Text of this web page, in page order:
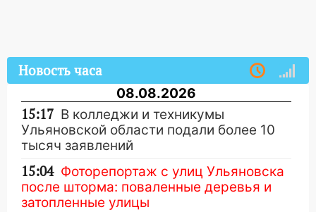
Новость часа
08.08.2026
15:17 В колледжи и техникумы
Ульяновской области подали более 10
тысяч заявлений
15:04 Фоторепортаж с улиц Ульяновска
после шторма: поваленные деревья и
затопленные улицы